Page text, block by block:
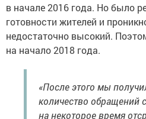
в начале 2016 года. Но было
готовности жителей и
недостаточно высокий.
на начало 2018 года.
«После этого мы
количество обращений
на некоторое время